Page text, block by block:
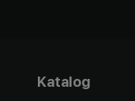
Katalog